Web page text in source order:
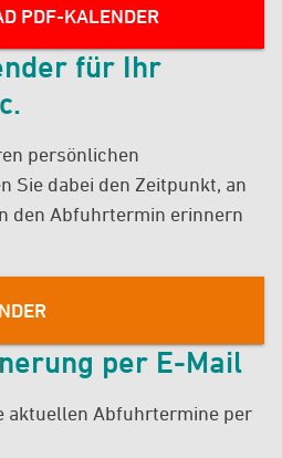
PDF-KALENDER
für Ihr
persönlichen
Sie dabei den Zeitpunkt, an
den Abfuhrtermin erinnern
werden? *
per E-Mail
aktuellen Abfuhrtermine per